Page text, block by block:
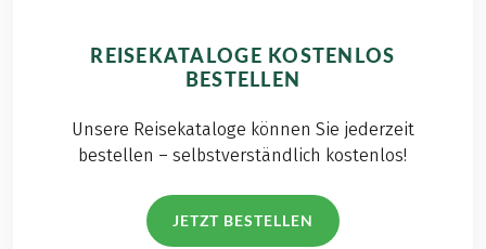
REISEKATALOGE KOSTENLOS
BESTELLEN
Unsere Reisekataloge können Sie jederzeit
bestellen – selbstverständlich kostenlos!
JETZT BESTELLEN